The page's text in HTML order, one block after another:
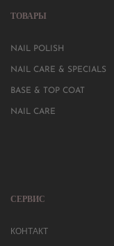
ТОВАРЫ
NAIL POLISH
NAIL CARE & SPECIALS
BASE & TOP COAT
NAIL CARE
СЕРВИС
КОНТАКТ